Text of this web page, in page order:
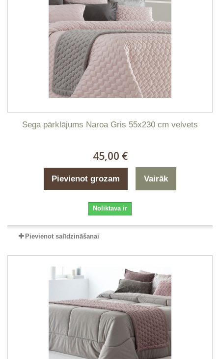
Sega pārklājums Naroa Gris 55x230 cm velvets
45,00 €
Pievienot grozam Vairāk
Noliktava ir
Pievienot salīdzināšanai